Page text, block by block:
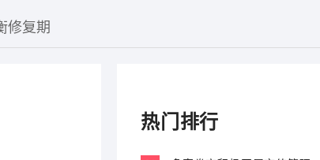
修复期
热门排行